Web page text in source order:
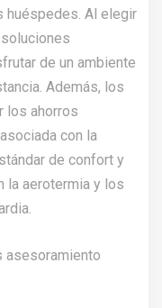
huéspedes. Al elegir
de un ambiente
Además, los
los ahorros
con la
de confort y
la aerotermia y los
asesoramiento